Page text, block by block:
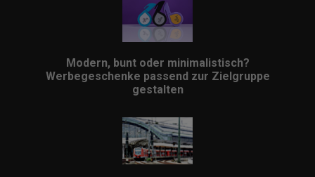
Modern, bunt oder minimalistisch?
Werbegeschenke passend zur Zielgruppe
gestalten